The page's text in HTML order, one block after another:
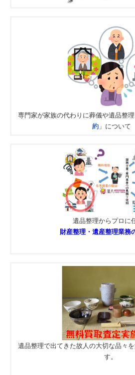
専門家が家族の代わりに葬儀や遺品整理
約 」について
遺品整理からプロに
財産整理・遺産整理業務
遺品整理で出てきた故人の大切な品々
す。